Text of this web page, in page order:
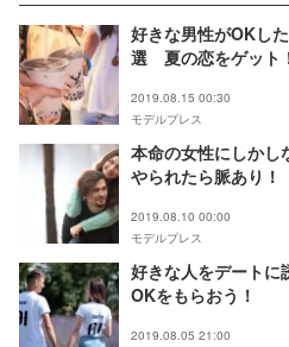
好きな男性がOKし
選 夏の恋をゲット
2019.08.15 00:30
モデルプレス
本命の女性にしか
やられたら脈あり！
2019.08.10 00:00
モデルプレス
好きな人をデート
OKをもらおう！
2019.08.05 21:00